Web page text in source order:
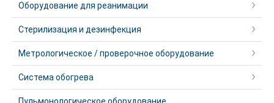
Оборудование для реанимации
Стерилизация и дезинфекция
Метрологическое / проверочное оборудование
Система обогрева